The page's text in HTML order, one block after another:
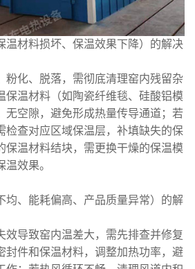
温材料损坏、保温效果下降）的解决
粉化、脱落，需彻底清理窑内残留杂
保温材料（如陶瓷纤维毯、硅酸铝模
无空隙，避免形成热量传导通道；若
检查对应区域保温层，补填缺失的保
保温材料结块，需更换干燥的保温模
效果。
均、能耗偏高、产品质量异常）的解
效导致窑内温差大，需先排查并修复
封件和保温材料，调整加热功率，避